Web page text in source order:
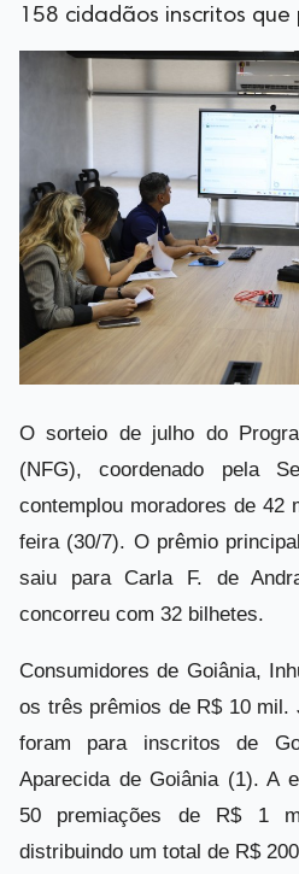
158 cidadãos inscritos
O sorteio de julho do
(NFG), coordenado pela
contemplou moradores de 42
feira (30/7). O prêmio
saiu para Carla F. de
concorreu com 32 bilhetes.
Consumidores de Goiânia,
os três prêmios de R$ 10 mil.
foram para inscritos de
Aparecida de Goiânia (1). A
50 premiações de R$ 1
distribuindo um total de R$